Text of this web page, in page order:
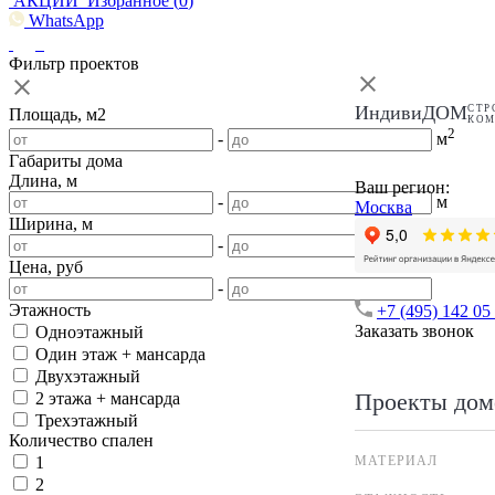
WhatsApp
ИндивиДОМ
Ваш регион:
Москва
+7 (495) 142 05
Заказать звонок
Проекты
МАТЕРИАЛ
Фильтр проектов
Площадь, м2
-
м2
Габариты дома
Длина, м
-
м
Ширина, м
-
м
Цена, руб
-
Этажность
Одноэтажный
Один этаж + мансарда
Двухэтажный
2 этажа + мансарда
Трехэтажный
Количество спален
1
2